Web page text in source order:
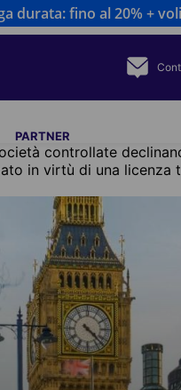
PARTNER
controllate
in virtù di una
durata: fino al 20% +